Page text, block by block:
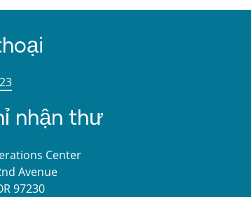
nhận thư
Center
Avenue
97230